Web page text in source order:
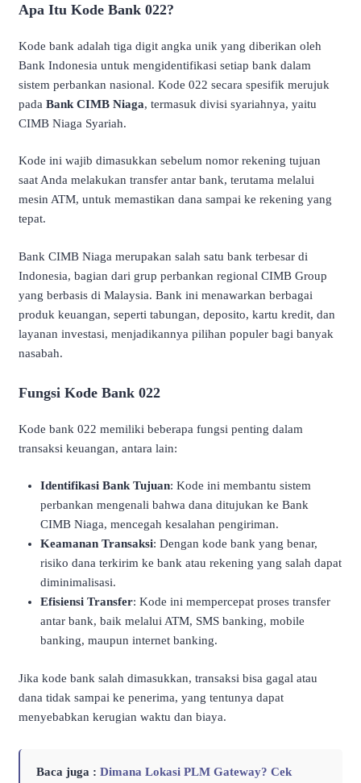
Apa Itu Kode Bank 022?
Kode bank adalah tiga digit angka unik yang diberikan oleh
Bank Indonesia untuk mengidentifikasi setiap bank dalam
sistem perbankan nasional. Kode 022 secara spesifik merujuk
pada Bank CIMB Niaga, termasuk divisi syariahnya, yaitu
CIMB Niaga Syariah.
Kode ini wajib dimasukkan sebelum nomor rekening tujuan
saat Anda melakukan transfer antar bank, terutama melalui
mesin ATM, untuk memastikan dana sampai ke rekening yang
tepat.
Bank CIMB Niaga merupakan salah satu bank terbesar di
Indonesia, bagian dari grup perbankan regional CIMB Group
yang berbasis di Malaysia. Bank ini menawarkan berbagai
produk keuangan, seperti tabungan, deposito, kartu kredit, dan
layanan investasi, menjadikannya pilihan populer bagi banyak
nasabah.
Fungsi Kode Bank 022
Kode bank 022 memiliki beberapa fungsi penting dalam
transaksi keuangan, antara lain:
Identifikasi Bank Tujuan: Kode ini membantu sistem
perbankan mengenali bahwa dana ditujukan ke Bank
CIMB Niaga, mencegah kesalahan pengiriman.
Keamanan Transaksi: Dengan kode bank yang benar,
risiko dana terkirim ke bank atau rekening yang salah dapat
diminimalisasi.
Efisiensi Transfer: Kode ini mempercepat proses transfer
antar bank, baik melalui ATM, SMS banking, mobile
banking, maupun internet banking.
Jika kode bank salah dimasukkan, transaksi bisa gagal atau
dana tidak sampai ke penerima, yang tentunya dapat
menyebabkan kerugian waktu dan biaya.
Baca juga : Dimana Lokasi PLM Gateway? Cek